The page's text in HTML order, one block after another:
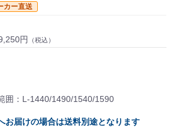
カー直送
円 （税込）
囲：L-1440/1490/1540/1590
お届けの場合は送料別途となります